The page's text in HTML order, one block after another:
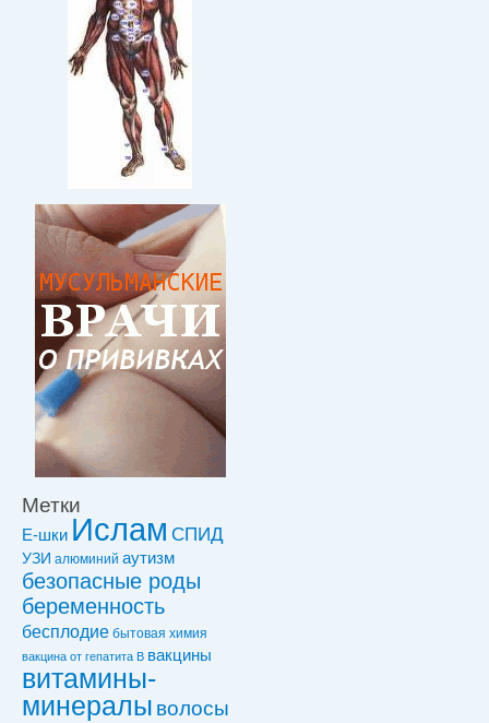
Метки
Е-шки Ислам СПИД
УЗИ алюминий аутизм
безопасные роды
беременность
бесплодие бытовая химия
вакцинa от гепатита В вакцины
витамины-
минералы волосы